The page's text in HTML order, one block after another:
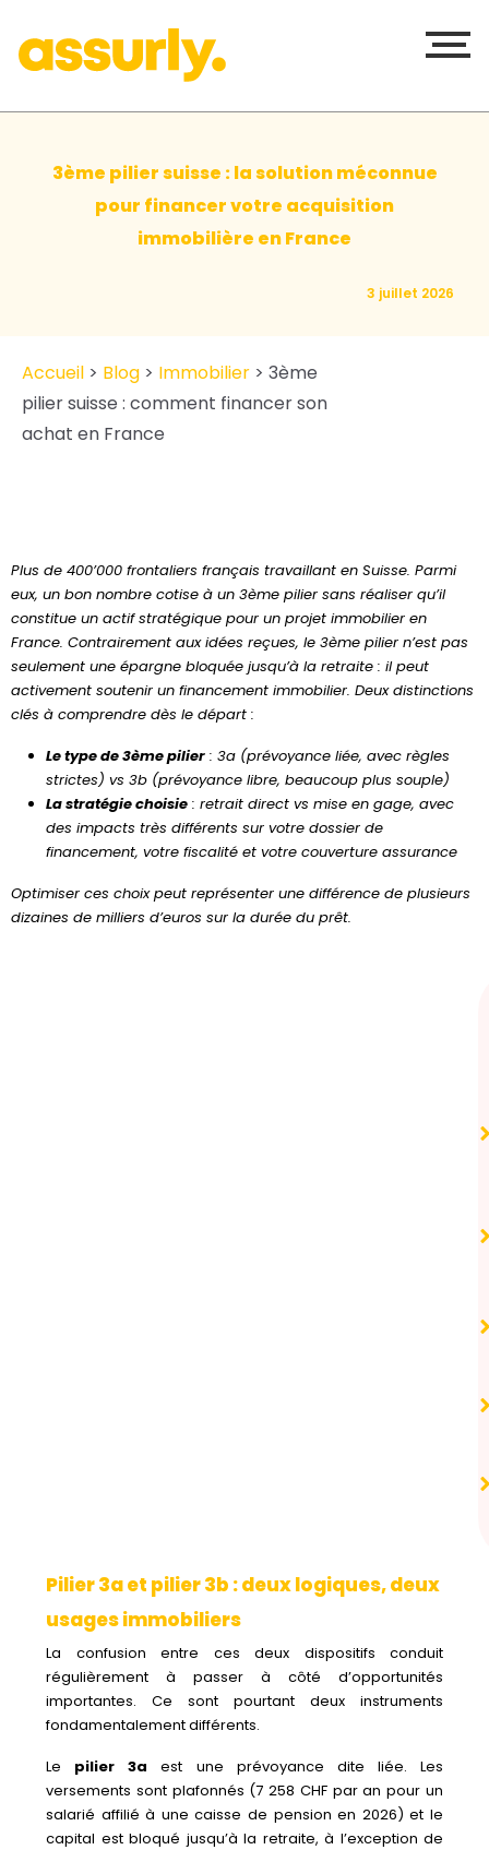
3ème pilier suisse : la solution méconnue
pour financer votre acquisition
immobilière en France
3 juillet 2026
Accueil > Blog > Immobilier > 3ème
pilier suisse : comment financer son
achat en France
Plus de 400’000 frontaliers français travaillant en Suisse. Parmi
eux, un bon nombre cotise à un 3ème pilier sans réaliser qu’il
constitue un actif stratégique pour un projet immobilier en
France. Contrairement aux idées reçues, le 3ème pilier n’est pas
seulement une épargne bloquée jusqu’à la retraite : il peut
activement soutenir un financement immobilier. Deux distinctions
clés à comprendre dès le départ :
Le type de 3ème pilier : 3a (prévoyance liée, avec règles
strictes) vs 3b (prévoyance libre, beaucoup plus souple)
La stratégie choisie : retrait direct vs mise en gage, avec
des impacts très différents sur votre dossier de
financement, votre fiscalité et votre couverture assurance
Optimiser ces choix peut représenter une différence de plusieurs
dizaines de milliers d’euros sur la durée du prêt.
Pilier 3a et pilier 3b : deux logiques, deux
usages immobiliers
La confusion entre ces deux dispositifs conduit
régulièrement à passer à côté d’opportunités
importantes. Ce sont pourtant deux instruments
fondamentalement différents.
Le pilier 3a est une prévoyance dite liée. Les
versements sont plafonnés (7 258 CHF par an pour un
salarié affilié à une caisse de pension en 2026) et le
capital est bloqué jusqu’à la retraite, à l’exception de